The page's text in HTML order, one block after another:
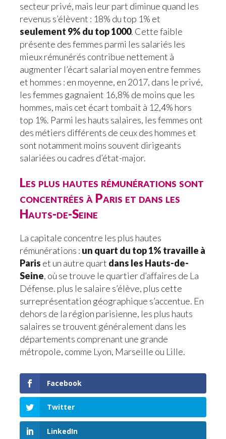
secteur privé, mais leur part diminue quand les
revenus s’élèvent : 18% du top 1% et
seulement 9% du top 1000. Cette faible
présente des femmes parmi les salariés les
mieux rémunérés contribue nettement à
augmenter l’écart salarial moyen entre femmes
et hommes : en moyenne, en 2017, dans le privé,
les femmes gagnaient 16,8% de moins que les
hommes, mais cet écart tombait à 12,4% hors
top 1%. Parmi les hauts salaires, les femmes ont
des métiers différents de ceux des hommes et
sont notamment moins souvent dirigeants
salariées ou cadres d’état-major.
Les plus hautes rémunérations sont
concentrées à Paris et dans les
Hauts-de-Seine
La capitale concentre les plus hautes
rémunérations : un quart du top 1% travaille à
Paris et un autre quart dans les Hauts-de-
Seine, où se trouve le quartier d’affaires de La
Défense. plus le salaire s’élève, plus cette
surreprésentation géographique s’accentue. En
dehors de la région parisienne, les plus hauts
salaires se trouvent généralement dans les
départements comprenant une grande
métropole, comme Lyon, Marseille ou Lille.
Facebook
Twitter
LinkedIn